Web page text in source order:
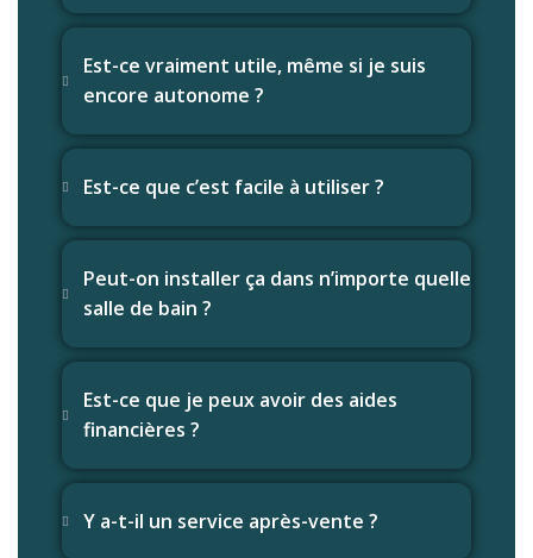
Est-ce vraiment utile, même si je suis
encore autonome ?
Est-ce que c’est facile à utiliser ?
Peut-on installer ça dans n’importe quelle
salle de bain ?
Est-ce que je peux avoir des aides
financières ?
Y a-t-il un service après-vente ?